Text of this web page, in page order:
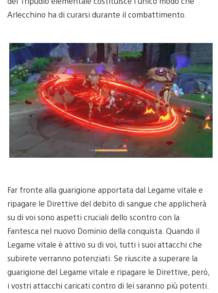
Arlecchino ha di curarsi durante il combattimento.
Far fronte alla guarigione apportata dal Legame vitale e
ripagare le Direttive del debito di sangue che applicherà
su di voi sono aspetti cruciali dello scontro con la
Fantesca nel nuovo Dominio della conquista. Quando il
Legame vitale è attivo su di voi, tutti i suoi attacchi che
subirete verranno potenziati. Se riuscite a superare la
guarigione del Legame vitale e ripagare le Direttive, però,
i vostri attacchi caricati contro di lei saranno più potenti.